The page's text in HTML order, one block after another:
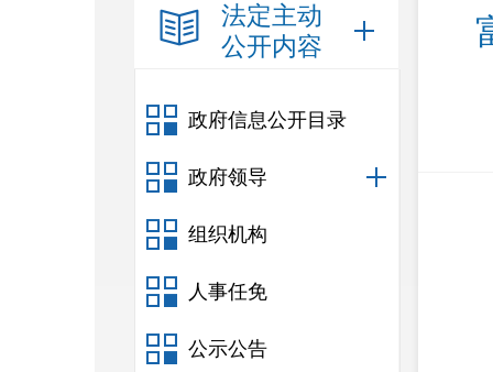
法定主动
公开内容
政府信息公开目录
政府领导
组织机构
人事任免
公示公告